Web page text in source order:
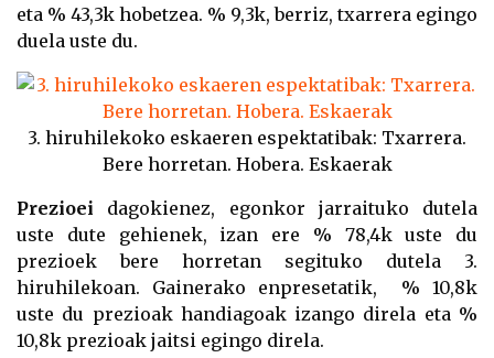
eta % 43,3k hobetzea. % 9,3k, berriz, txarrera egingo
duela uste du.
3. hiruhilekoko eskaeren espektatibak: Txarrera.
Bere horretan. Hobera. Eskaerak
Prezioei dagokienez, egonkor jarraituko dutela
uste dute gehienek, izan ere % 78,4k uste du
prezioek bere horretan segituko dutela 3.
hiruhilekoan. Gainerako enpresetatik, % 10,8k
uste du prezioak handiagoak izango direla eta %
10,8k prezioak jaitsi egingo direla.